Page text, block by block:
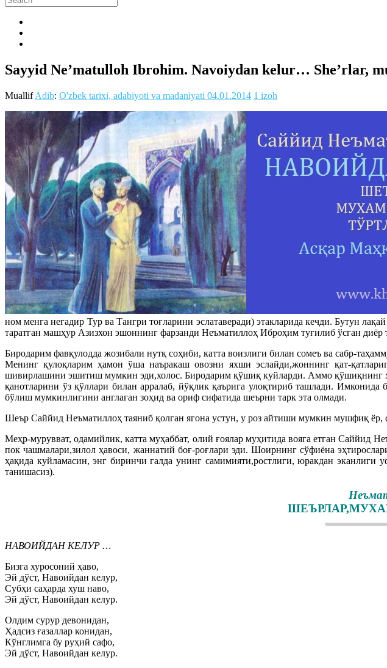
Sayyid Ne’matulloh Ibrohim. Navoiydan kelur… She’rlar,
MuallifAdib: O'zbek tarixi, adabiyoti va madaniyati 04.01.2014 1 izoh
ном менга негадир Тур ва Тангри тоғларини эслатаверади) этакларида кечди. Бутун
таратган машҳур Азизхон эшоннинг фарзанди Неъматиллоҳ Иброҳим туғилиб ўсган
Биродарим фавқулодда жозибали нутқ соҳиби, катта воизлиги билан сомеъ ва сабр-
Менинг қулоқларим ҳамон ўша наъракаш овозни яхши эслайди,жоннинг қат-
шивирлашини эшитиш мумкин эди,холос. Биродарим қўшиқ куйларди. Аммо қўшиқнинг
қанотларини ўз қўллари билан арралаб, йўқлик қаърига улоқтириб ташлади.
бўлиш мумкинлигини англаган зоҳид ва ориф сифатида шеърни тарк эта олмади.
Шеър Саййид Неъматиллоҳ таяниб қолган ягона устун, у роз айтиши мумкин мушфиқ ёр,
Меҳр-мурувват, одамийлик, катта муҳаббат, олий ғоялар муҳитида вояга етган Саййид
пок чашмалари,зилол ҳавоси, жаннатий боғ-роғлари эди. Шоирнинг сўфиёна
ҳақида куйламасин, энг биринчи галда унинг самимияти,ростлиги, юракдан
танишасиз).
НАВОИЙДАН КЕЛУР …
Бизга хуросоний ҳаво,
Эй дўст, Навоийдан келур,
Субҳи саҳарда хуш наво,
Эй дўст, Навоийдан келур.
Олдим сурур девонидан,
Ҳадсиз ғазаллар конидан,
Кўнглимга бу руҳий сафо,
Эй дўст, Навоийдан келур.